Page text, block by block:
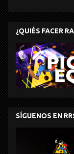
¿QUIÉS FACER
SÍGUENOS EN